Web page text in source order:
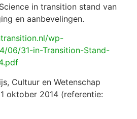
in transition stand van
en aanbevelingen.
wp-
06/31-in-Transition-Stand-
Cultuur en Wetenschap
oktober 2014 (referentie: